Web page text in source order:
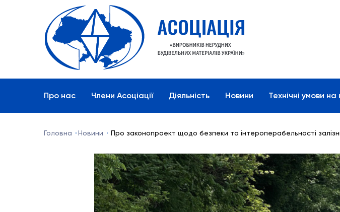
Про нас Члени Асоціації Діяльність Новини Технічні умови на
Головна Новини Про законопроект щодо безпеки та інтероперабельності